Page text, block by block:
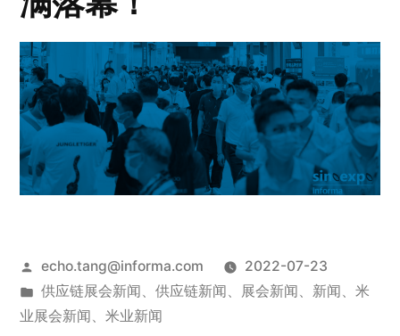
echo.tang@informa.com
2022-07-23
供应链展会新闻 、 供应链新闻 、 展会新闻 、 新闻 、 米
业展会新闻 、 米业新闻